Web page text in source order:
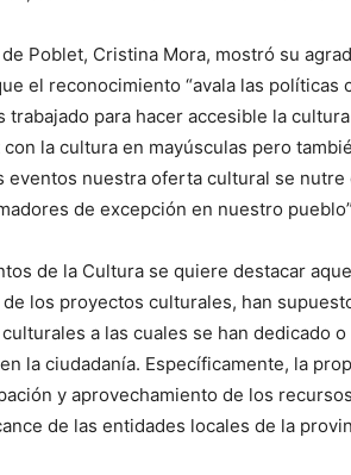
Poblet, Cristina Mora, mostró su
el reconocimiento “avala las
para hacer accesible la
la cultura en mayúsculas pero
eventos nuestra oferta cultural se
de excepción en nuestro
de la Cultura se quiere destacar
los proyectos culturales, han
a las cuales se han dedicado
la ciudadanía. Específicamente, la
y aprovechamiento de los
de las entidades locales de la